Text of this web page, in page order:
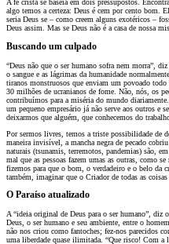
A fé cristã se baseia em dois pressupostos.
algo temos a certeza: Deus é cem por cento bom.
seria Deus se – como creem alguns exotéricos –
Deus assim. Mas se Deus não é a casa de nossa
Buscando um culpado
“Deus não que o ser humano sofra nem morra”,
o sangue e as lágrimas da humanidade
tiranos monstruosos que enviam um povoado todo
30 milhões de ucranianos de fome. Não, nós, os
contribuímos para a miséria do mundo
um pequeno empresário já não serve aos outros e
deixarmos que alguém, que conhecemos do
Por sermos livres, temos a triste possibilidade de
maneira invisível, a mancha negra de pecado
naturais (tsunamis, terremotos, pandemias) são,
mal que as pessoas fazem umas as outras, como
fizemos para que o bom, o verdadeiro e o belo da
também, imaginar que o Criador de todas as coisas
O Paraíso atualizado
A “ideia original de Deus para o ser humano”, diz
Deus, o ser humano e seu ambiente, entre o
não nos criou como fantoches; fez-nos parecidos
uma liberdade quase ilimitada. “Que risco! Com a